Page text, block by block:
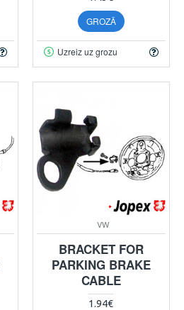
GROZĀ
Uzreiz uz grozu
VW
BRACKET FOR
PARKING BRAKE
CABLE
1.94€